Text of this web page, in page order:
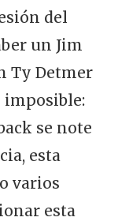
del
un Jim
Ty Detmer
imposible:
se note
esta
varios
esta